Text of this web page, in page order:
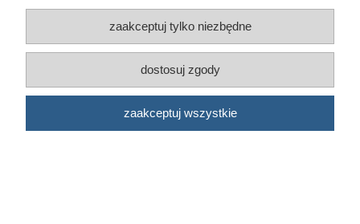
BĄDŹ NA BIEŻĄCO!
Kosmetyki samochodowe Automotive Care©2026 | PlatformaShoper
pokaż pełną wersję strony
zaakceptuj tylko niezbędne
dostosuj zgody
zaakceptuj wszystkie